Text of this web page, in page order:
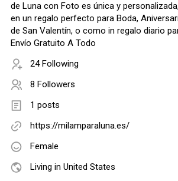
de Luna con Foto es única y
en un regalo perfecto para Boda,
de San Valentín, o como in regalo diario
Envío Gratuito A Todo
24 Following
8 Followers
1 posts
https://milamparaluna.es/
Female
Living in United States